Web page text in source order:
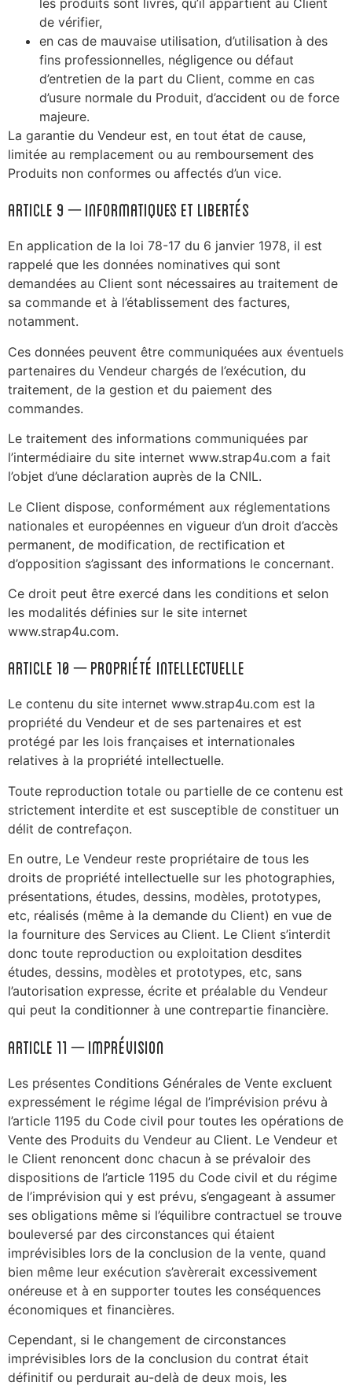
les produits sont livrés, qu’il appartient au Client
de vérifier,
en cas de mauvaise utilisation, d’utilisation à des
fins professionnelles, négligence ou défaut
d’entretien de la part du Client, comme en cas
d’usure normale du Produit, d’accident ou de force
majeure.
La garantie du Vendeur est, en tout état de cause,
limitée au remplacement ou au remboursement des
Produits non conformes ou affectés d’un vice.
ARTICLE 9 – Informatiques et Libertés
En application de la loi 78-17 du 6 janvier 1978, il est
rappelé que les données nominatives qui sont
demandées au Client sont nécessaires au traitement de
sa commande et à l’établissement des factures,
notamment.
Ces données peuvent être communiquées aux éventuels
partenaires du Vendeur chargés de l’exécution, du
traitement, de la gestion et du paiement des
commandes.
Le traitement des informations communiquées par
l’intermédiaire du site internet www.strap4u.com a fait
l’objet d’une déclaration auprès de la CNIL.
Le Client dispose, conformément aux réglementations
nationales et européennes en vigueur d’un droit d’accès
permanent, de modification, de rectification et
d’opposition s’agissant des informations le concernant.
Ce droit peut être exercé dans les conditions et selon
les modalités définies sur le site internet
www.strap4u.com.
ARTICLE 10 – Propriété intellectuelle
Le contenu du site internet www.strap4u.com est la
propriété du Vendeur et de ses partenaires et est
protégé par les lois françaises et internationales
relatives à la propriété intellectuelle.
Toute reproduction totale ou partielle de ce contenu est
strictement interdite et est susceptible de constituer un
délit de contrefaçon.
En outre, Le Vendeur reste propriétaire de tous les
droits de propriété intellectuelle sur les photographies,
présentations, études, dessins, modèles, prototypes,
etc, réalisés (même à la demande du Client) en vue de
la fourniture des Services au Client. Le Client s’interdit
donc toute reproduction ou exploitation desdites
études, dessins, modèles et prototypes, etc, sans
l’autorisation expresse, écrite et préalable du Vendeur
qui peut la conditionner à une contrepartie financière.
ARTICLE 11 – Imprévision
Les présentes Conditions Générales de Vente excluent
expressément le régime légal de l’imprévision prévu à
l’article 1195 du Code civil pour toutes les opérations de
Vente des Produits du Vendeur au Client. Le Vendeur et
le Client renoncent donc chacun à se prévaloir des
dispositions de l’article 1195 du Code civil et du régime
de l’imprévision qui y est prévu, s’engageant à assumer
ses obligations même si l’équilibre contractuel se trouve
bouleversé par des circonstances qui étaient
imprévisibles lors de la conclusion de la vente, quand
bien même leur exécution s’avèrerait excessivement
onéreuse et à en supporter toutes les conséquences
économiques et financières.
Cependant, si le changement de circonstances
imprévisibles lors de la conclusion du contrat était
définitif ou perdurait au-delà de deux mois, les